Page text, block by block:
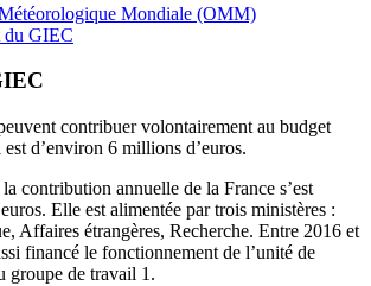
Mondiale (OMM)
du GIEC
contribuer volontairement au budget
d’environ 6 millions d’euros.
contribution annuelle de la France s’est
Elle est alimentée par trois ministères :
Affaires étrangères, Recherche. Entre 2016 et
financé le fonctionnement de l’unité de
groupe de travail 1.